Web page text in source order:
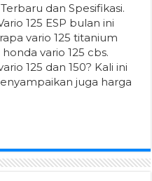
dan Spesifikasi.
125 ESP bulan ini
vario 125 titanium
vario 125 cbs.
125 dan 150? Kali ini
juga harga